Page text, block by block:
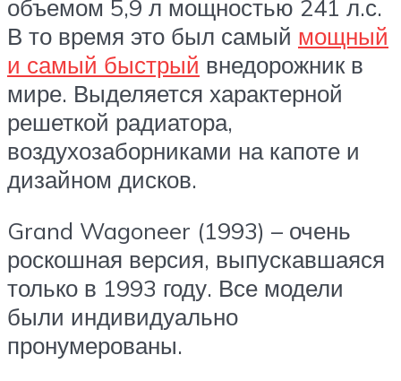
объемом 5,9 л мощностью 241 л.с.
В то время это был самый мощный
и самый быстрый внедорожник в
мире. Выделяется характерной
решеткой радиатора,
воздухозаборниками на капоте и
дизайном дисков.
Grand Wagoneer (1993) – очень
роскошная версия, выпускавшаяся
только в 1993 году. Все модели
были индивидуально
пронумерованы.